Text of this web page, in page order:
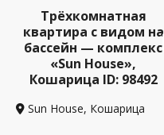
Трёхкомнатная
квартира с видом на
бассейн — комплекс
«Sun House»,
Кошарица ID: 98492
Sun House, Кошарица